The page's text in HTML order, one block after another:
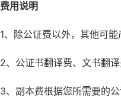
费用说明
1、除公证费以外，其他可
2、公证书翻译费、文书翻
3、副本费根据您所需要的